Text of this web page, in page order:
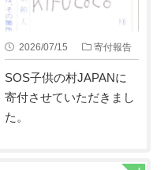
2026/07/15 寄付報告
SOS子供の村JAPANに
寄付させていただきまし
た。